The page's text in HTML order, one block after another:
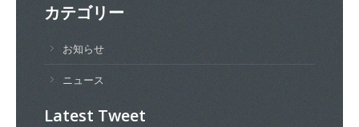
カテゴリー
お知らせ
ニュース
Latest Tweet